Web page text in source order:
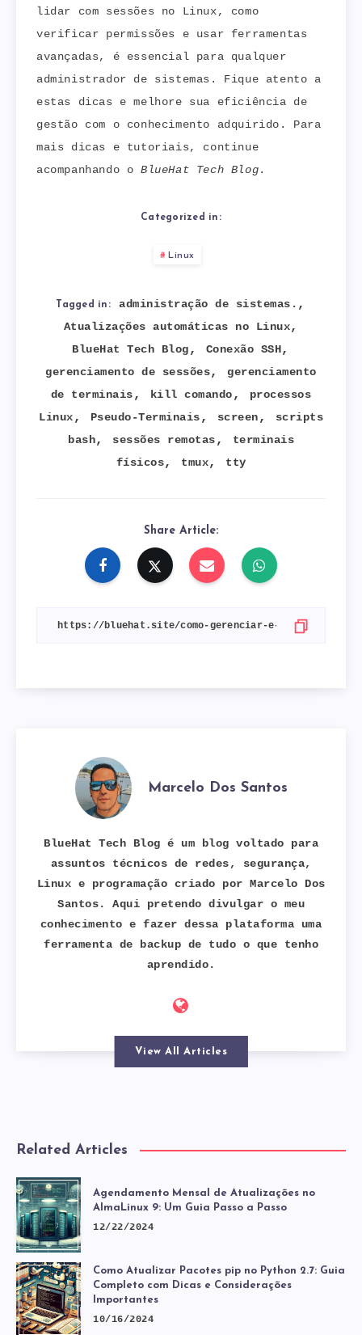
lidar com sessões no Linux, como
verificar permissões e usar ferramentas
avançadas, é essencial para qualquer
administrador de sistemas. Fique atento a
estas dicas e melhore sua eficiência de
gestão com o conhecimento adquirido. Para
mais dicas e tutoriais, continue
acompanhando o BlueHat Tech Blog.
Categorized in:
Linux
Tagged in: administração de sistemas. ,
Atualizações automáticas no Linux,
BlueHat Tech Blog, Conexão SSH,
gerenciamento de sessões,gerenciamento
de terminais, kill comando,
processos
Linux, Pseudo-Terminais, screen,
scripts
bash, sessões remotas,
terminais
físicos, tmux, tty
Share Article:
Marcelo Dos Santos
BlueHat Tech Blog é um blog voltado para
assuntos técnicos de redes, segurança,
Linux e programação criado por Marcelo Dos
Santos. Aqui pretendo divulgar o meu
conhecimento e fazer dessa plataforma uma
ferramenta de backup de tudo o que tenho
aprendido.
View All Articles
Related Articles
Agendamento Mensal de Atualizações no
AlmaLinux 9: Um Guia Passo a Passo
12/22/2024
Como Atualizar Pacotes pip no Python 2.7: Guia
Completo com Dicas e Considerações
Importantes
10/16/2024